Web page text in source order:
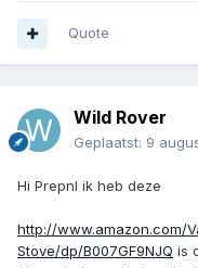
Quote
Wild Rover
Geplaatst: 9
Hi Prepnl ik heb deze
http://www.amazon.com/
Stove/dp/B007GF9NJQ is